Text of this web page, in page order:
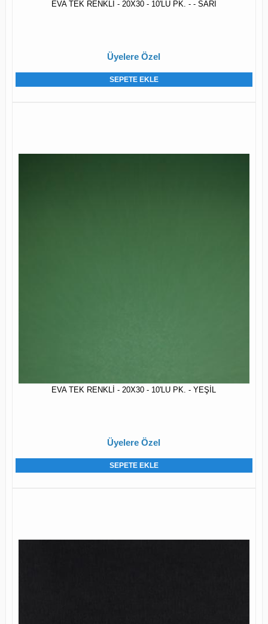
EVA TEK RENKLİ - 20X30 - 10'LU PK. - - SARI
Üyelere Özel
SEPETE EKLE
EVA TEK RENKLİ - 20X30 - 10'LU PK. - YEŞİL
Üyelere Özel
SEPETE EKLE